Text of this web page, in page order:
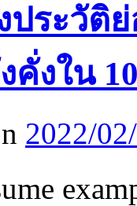
ระวัติย่
คั่งใน
2022/